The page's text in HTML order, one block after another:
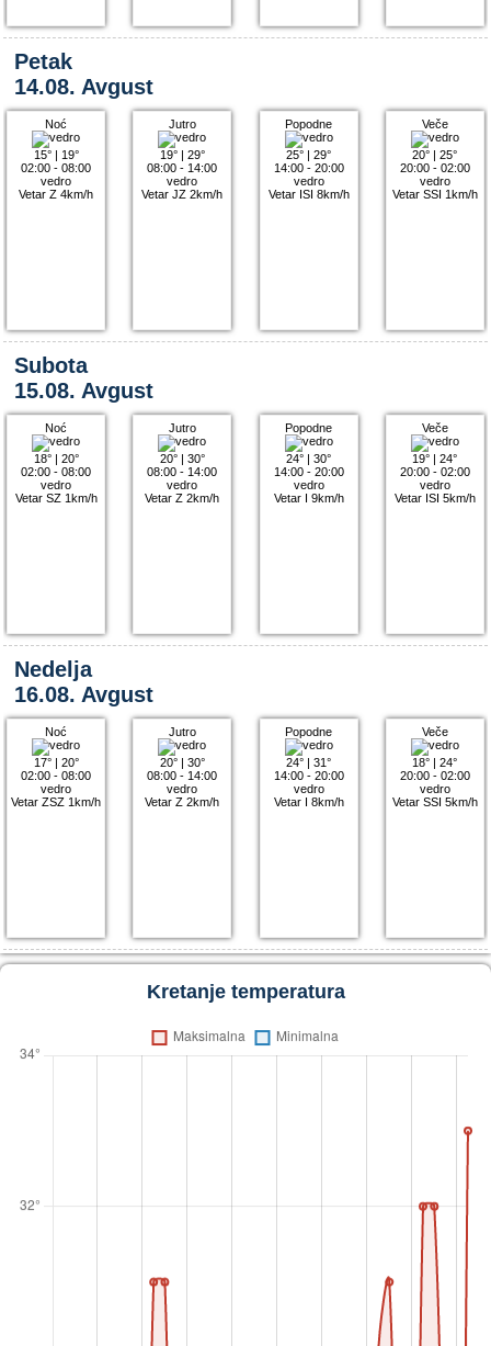
Petak
14.08. Avgust
Noć
15°| 19°
02:00 - 08:00
vedro
Vetar Z 4km/h
Jutro
19°| 29°
08:00 - 14:00
vedro
Vetar JZ 2km/h
Popodne
25° |29°
14:00 - 20:00
vedro
Vetar ISI 8km/h
Veče
20° |25°
20:00 - 02:00
vedro
Vetar SSI 1km/h
Subota
15.08. Avgust
Noć
18°| 20°
02:00 - 08:00
vedro
Vetar SZ 1km/h
Jutro
20°| 30°
08:00 - 14:00
vedro
Vetar Z 2km/h
Popodne
24° |30°
14:00 - 20:00
vedro
Vetar I 9km/h
Veče
19° |24°
20:00 - 02:00
vedro
Vetar ISI 5km/h
Nedelja
16.08. Avgust
Noć
17°| 20°
02:00 - 08:00
vedro
Vetar ZSZ 1km/h
Jutro
20°| 30°
08:00 - 14:00
vedro
Vetar Z 2km/h
Popodne
24° |31°
14:00 - 20:00
vedro
Vetar I 8km/h
Veče
18° |24°
20:00 - 02:00
vedro
Vetar SSI 5km/h
Kretanje temperatura